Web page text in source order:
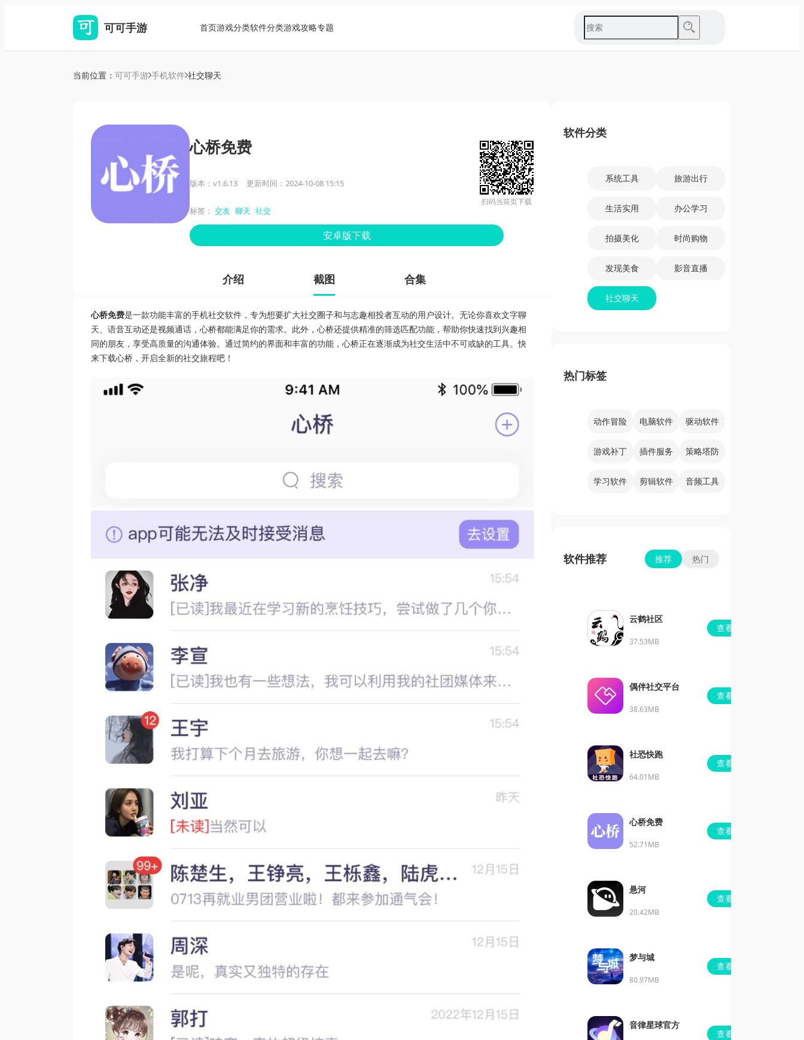
可可手游 首页游戏分类软件分类游戏攻略专题
当前位置： 可可手游 手机软件 社交聊天
心桥免费
版本：v1.6.13 更新时间：2024-10-08 15:15
标签： 交友 聊天 社交
安卓版下载
扫码当前页下载
介绍 截图 合集
心桥免费是一款功能丰富的手机社交软件，专为想要扩大社交圈子和与志趣相投者互动的用户设计。无论你喜欢文字聊
天、语音互动还是视频通话，心桥都能满足你的需求。此外，心桥还提供精准的筛选匹配功能，帮助你快速找到兴趣相
同的朋友，享受高质量的沟通体验。通过简约的界面和丰富的功能，心桥正在逐渐成为社交生活中不可或缺的工具。快
来下载心桥，开启全新的社交旅程吧！
软件分类
系统工具 旅游出行
生活实用 办公学习
拍摄美化 时尚购物
发现美食 影音直播
社交聊天
热门标签
动作冒险 电脑软件 驱动软件
游戏补丁 插件服务 策略塔防
学习软件 剪辑软件 音频工具
软件推荐 推荐 热门
云鹤社区
37.53MB
查看
偶伴社交平台
38.63MB
查看
社恐快跑
64.01MB
查看
心桥免费
52.71MB
查看
悬河
20.42MB
查看
梦与城
80.97MB
查看
音律星球官方
查看